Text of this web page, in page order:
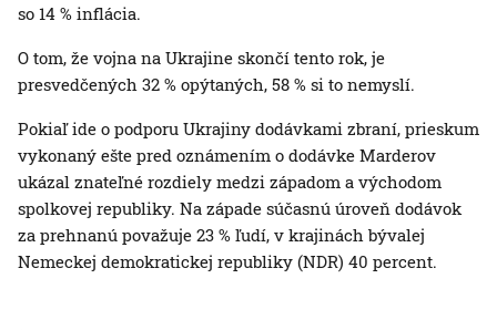
so 14 % inflácia.
O tom, že vojna na Ukrajine skončí tento rok, je
presvedčených 32 % opýtaných, 58 % si to nemyslí.
Pokiaľ ide o podporu Ukrajiny dodávkami zbraní, prieskum
vykonaný ešte pred oznámením o dodávke Marderov
ukázal znateľné rozdiely medzi západom a východom
spolkovej republiky. Na západe súčasnú úroveň dodávok
za prehnanú považuje 23 % ľudí, v krajinách bývalej
Nemeckej demokratickej republiky (NDR) 40 percent.